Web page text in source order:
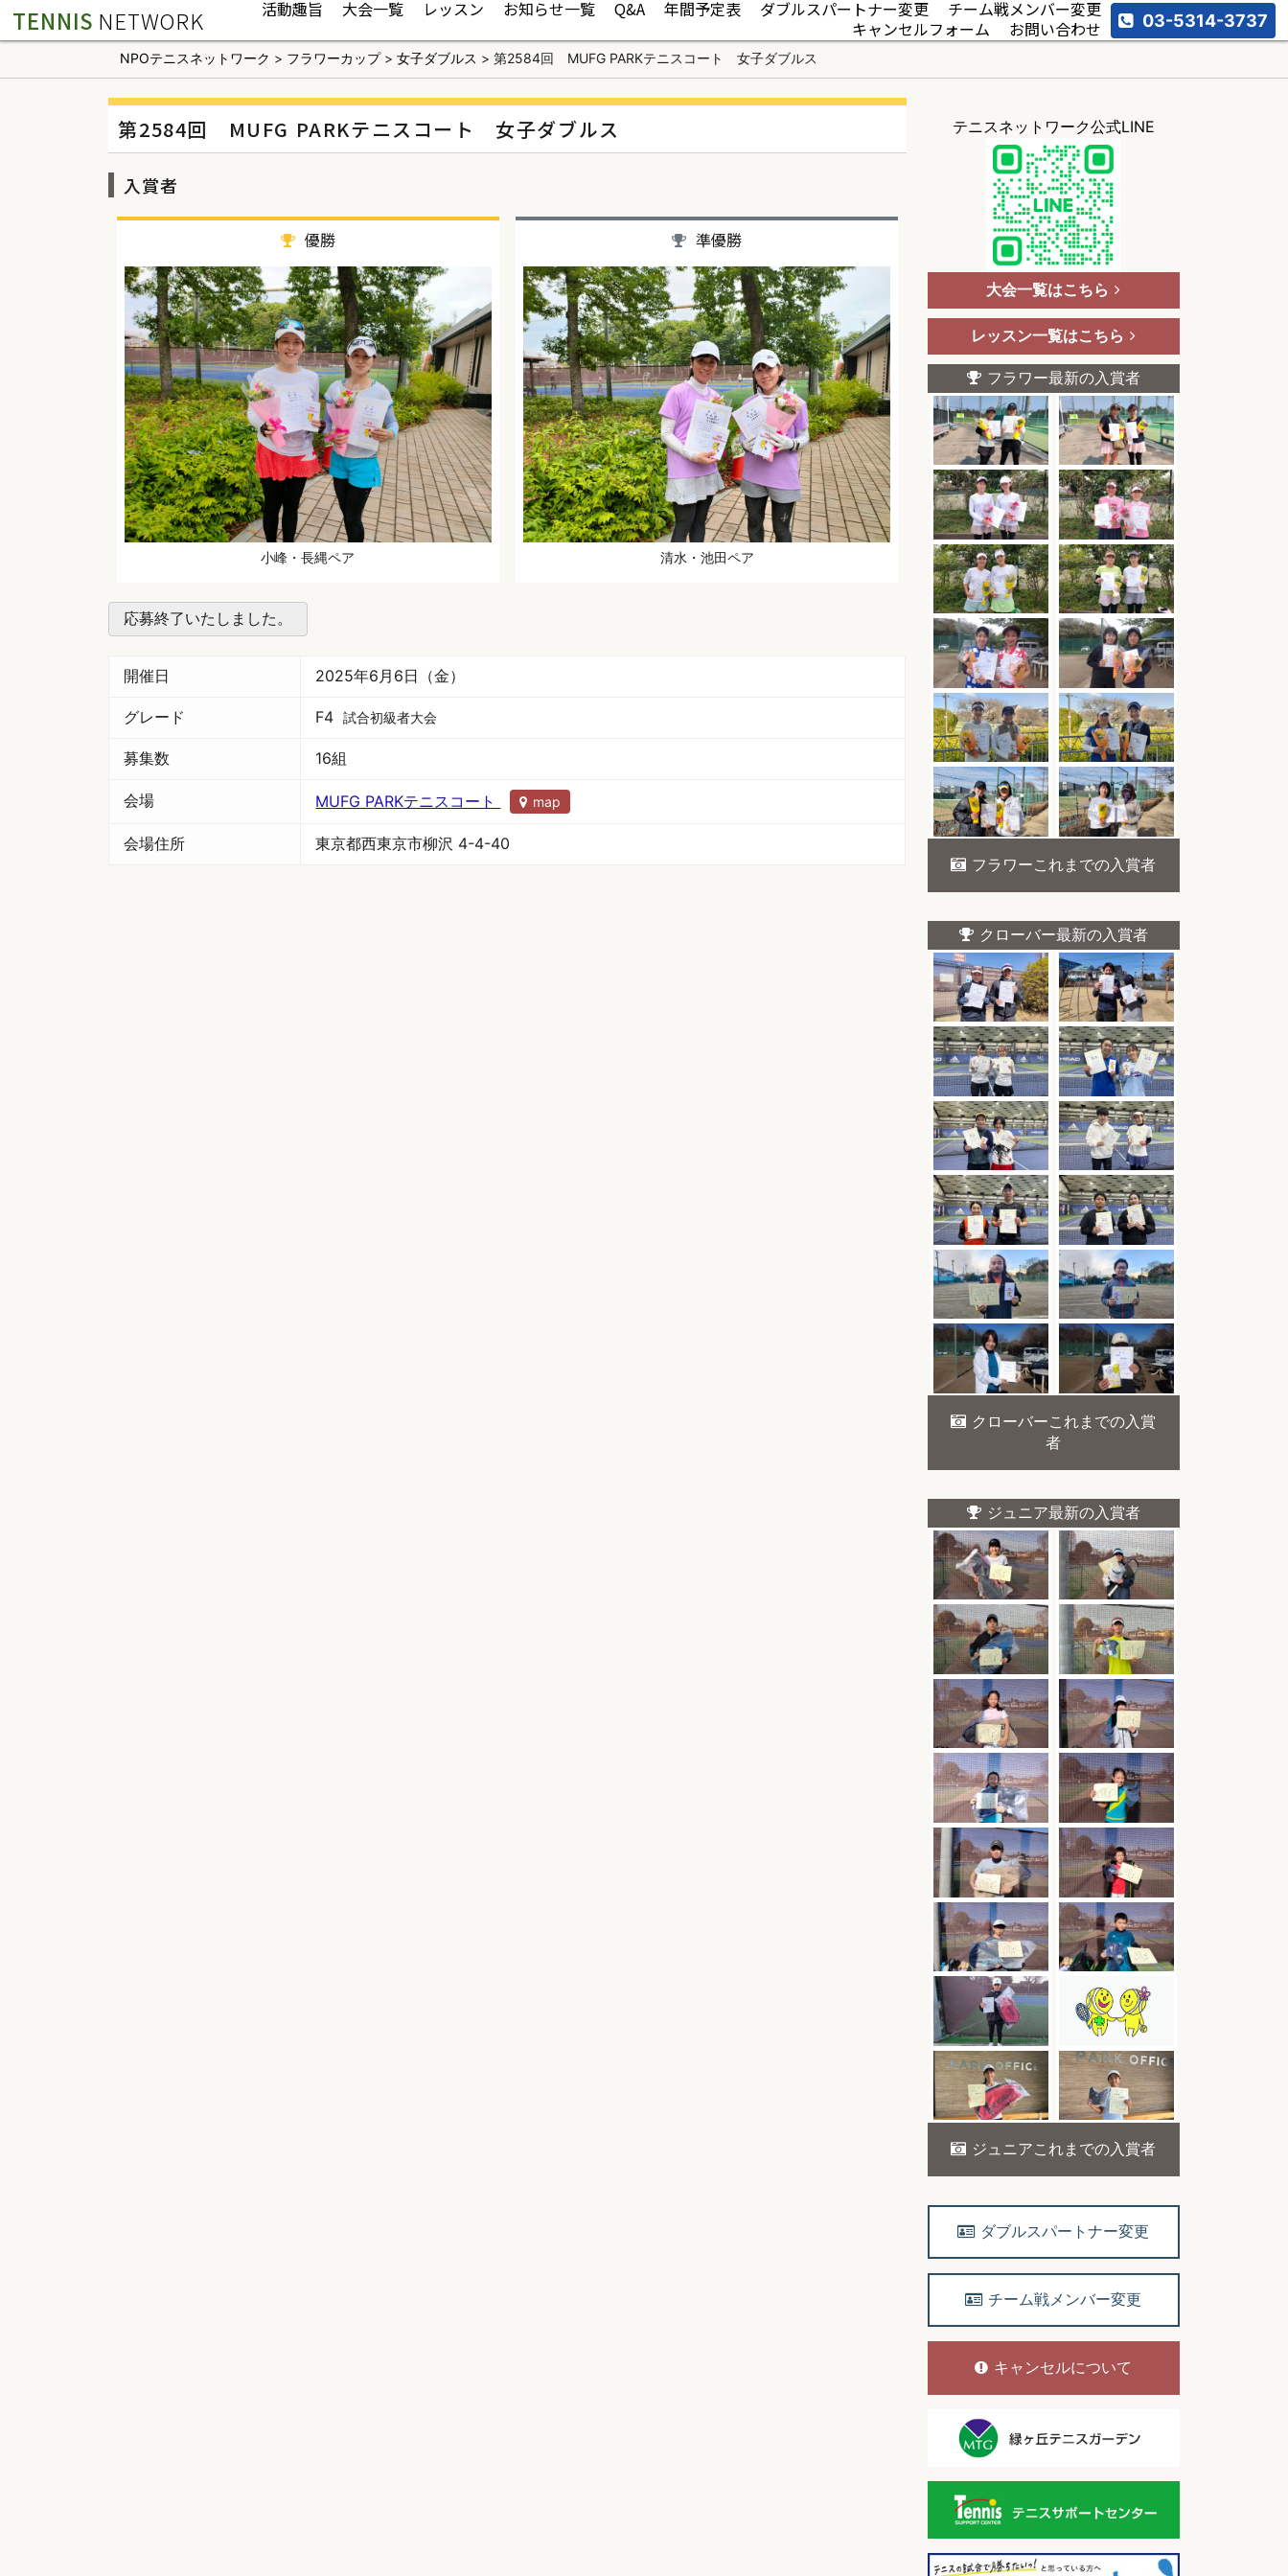
TENNIS NETWORK 活動趣旨 大会一覧 レッスン お知らせ一覧 Q&A 年間予定表 ダブルスパートナー変更
チーム戦メンバー変更
キャンセルフォーム
お問い合わせ 03-5314-3737
NPOテニスネットワーク > フラワーカップ> 女子ダブルス > 第2584回 MUFG PARKテニスコート 女子ダブルス
第2584回 MUFG PARKテニスコート 女子ダブルス
入賞者
優勝
小峰・長縄ペア
準優勝
清水・池田ペア
応募終了いたしました。
開催日 2025年6月6日（金）
グレード F4 試合初級者大会
募集数 16組
会場 MUFG PARKテニスコート map
会場住所 東京都西東京市柳沢 4-4-40
テニスネットワーク公式LINE
大会一覧はこちら
レッスン一覧はこちら
フラワー最新の入賞者
フラワーこれまでの入賞者
クローバー最新の入賞者
クローバーこれまでの入賞
者
ジュニア最新の入賞者
ジュニアこれまでの入賞者
ダブルスパートナー変更
チーム戦メンバー変更
キャンセルについて